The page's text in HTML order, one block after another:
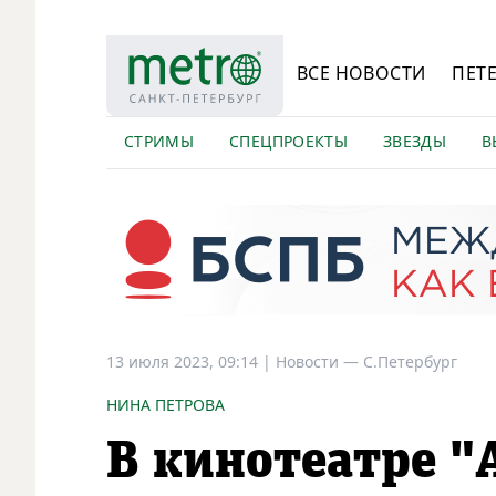
ВСЕ НОВОСТИ
СТРИМЫ СПЕЦПРОЕКТЫ ЗВЕЗДЫ
13 июля 2023, 09:14 | Новости — С.Петербург
НИНА ПЕТРОВА
В кинотеатре